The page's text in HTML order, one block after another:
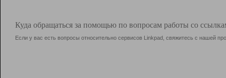
Куда обращаться за помощью по вопросам работы со
Если у вас есть вопросы относительно сервисов Linkpad, свяжитесь с нашей